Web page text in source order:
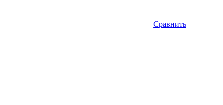
Сравнить